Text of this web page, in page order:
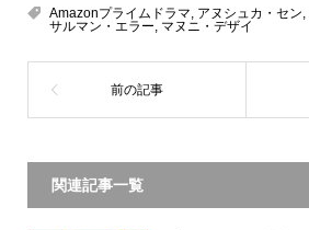
Amazonプライムドラマ, アヌシュカ・セン,
サルマン・エラー, マヌニ・デザイ
関連記事一覧